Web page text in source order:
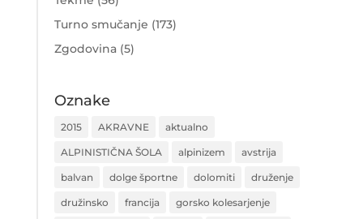
Turno smučanje (173)
Zgodovina(5)
Oznake
2015 AKRAVNE aktualno
ALPINISTIČNA ŠOLA alpinizem avstrija
balvan dolge športne dolomiti druženje
družinsko francija gorsko kolesarjenje